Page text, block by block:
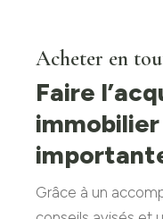
Acheter en
Faire
Grâce à un